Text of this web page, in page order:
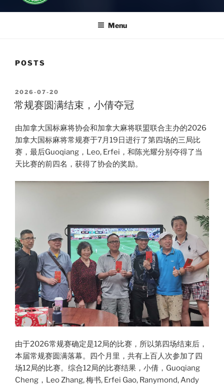
Menu
POSTS
POSTED
ON
2026-07-20
常规赛圆满结束，小倩夺冠
由加拿大国标麻将协会和加拿大麻将联盟联合主办的2026
加拿大国标麻将常规赛于7月19日进行了第四场的三局比
赛，最后Guoqiang，Leo, Erfei，和陈光耀分别夺得了当
天比赛的前四名，获得了协会的奖励。
由于2026常规赛确定是12局的比赛，所以第四场结束后，
本届常规赛圆满落幕。四个月里，共有上百人次参加了四
场12局的比赛。综合12局的比赛结果，小倩，Guoqiang
Cheng，Leo Zhang, 梅书, Erfei Gao, Ranymond, Andy